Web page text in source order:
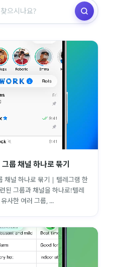
룹 채널 하나로 묶기
채널 하나로 묶기 | 텔레그램 한
된 그룹과 채널을 하나로!텔레
사한 여러 그룹, ...